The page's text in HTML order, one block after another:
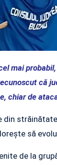
mai
că
chiar de
să
de la